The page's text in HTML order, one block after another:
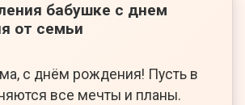
бабушке с днем
от семьи
с днём рождения! Пусть в
все мечты и планы.